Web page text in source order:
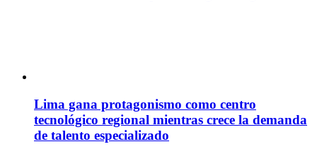
Lima gana protagonismo como centro
tecnológico regional mientras crece la demanda
de talento especializado